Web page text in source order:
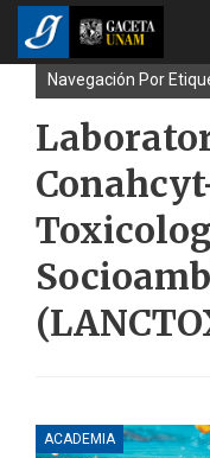
Navegación Por
ACADEMIA